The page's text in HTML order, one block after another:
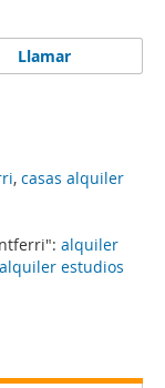
alquiler
alquiler estudios
Llamar
, casas alquiler